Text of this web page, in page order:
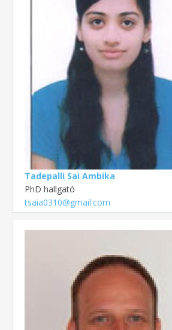
Tadepalli Sai Ambika
PhD hallgató
tsaia0310@gmail.com